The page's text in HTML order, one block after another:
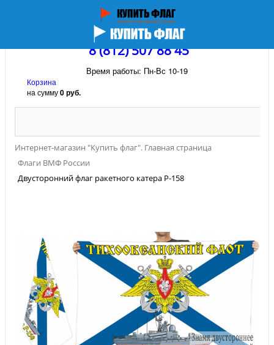
8 (812) 507 88 45
Время работы: Пн-Вс 10-19
Корзина
на сумму0 руб.
Интернет-магазин "Купить флаг". Главная страница
Флаги ВМФ России
Двусторонний флаг ракетного катера Р-158